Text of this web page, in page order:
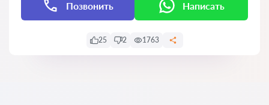
Позвонить Написать
25 2 1763